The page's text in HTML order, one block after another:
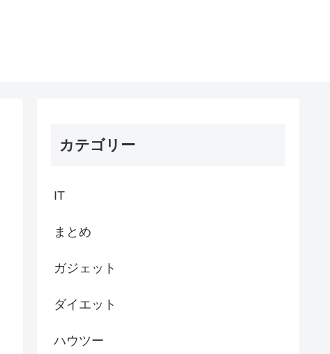
カテゴリー
IT
まとめ
ガジェット
ダイエット
ハウツー